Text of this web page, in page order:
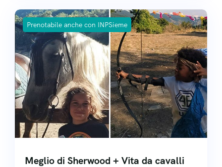
Prenotabile anche con INPSieme
Meglio di Sherwood + Vita da cavalli